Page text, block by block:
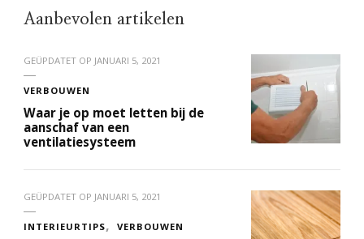
Aanbevolen artikelen
GEÜPDATET OP JANUARI 5, 2021
VERBOUWEN
Waar je op moet letten bij de
aanschaf van een
ventilatiesysteem
GEÜPDATET OP JANUARI 5, 2021
INTERIEURTIPS VERBOUWEN